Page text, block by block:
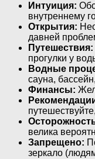
Интуиция:
внутреннему
Открытия:
давней
Путешествия:
прогулки у
Водные
сауна,
Финансы:
велика
Запрещено:
зеркало